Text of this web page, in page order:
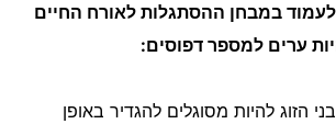
במבחן ההסתגלות לאורח החיים
ערים למספר דפוסים:
הזוג להיות מסוגלים להגדיר באופן